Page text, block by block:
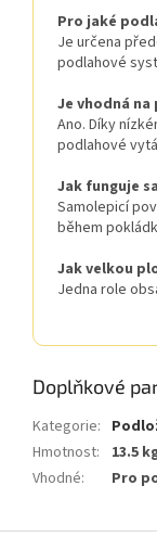
Pro jaké
Je určena
podlahové
Je vhodná
Ano. Díky
podlahové
Jak funguje
Samolepicí
během
Jak velkou
Jedna role
Doplňkové
Kategorie:
Hmotnost:
13.5
Vhodné: Pro